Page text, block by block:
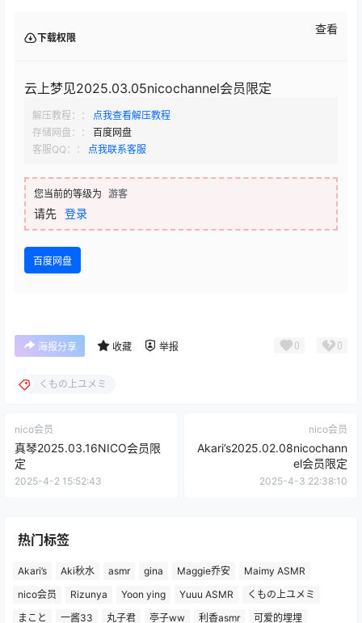
下载权限
查看
云上梦见2025.03.05nicochannel会员限定
解压教程：：
点我查看解压教程
存储网盘：：
百度网盘
客服QQ：：
点我联系客服
您当前的等级为 游客
请先 登录
百度网盘
海报分享 收藏 举报 0 0
くもの上ユメミ
nico会员
真琴2025.03.16NICO会员限
定
2025-4-2 15:52:43
nico会员
Akari’s2025.02.08nicochann
el会员限定
2025-4-3 22:38:10
热门标签
Akari’s Aki秋水 asmr gina Maggie乔安
Maimy ASMR
nico会员
Rizunya Yoon ying Yuuu ASMR
くもの上ユメミ
まこと
一酱33 丸子君 亭子ww 利香asmr 可爱的埋埋